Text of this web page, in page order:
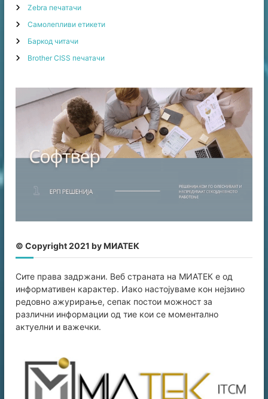
f
o
r
Zebra печатачи
Самолепливи етикети
Баркод читачи
Brother CISS печатачи
© Copyright 2021 by МИАТЕК
Сите права задржани. Веб страната на МИАТЕК е од
информативен карaктер. Иако настојуваме кон нејзино
редовно ажурирање, сепак постои можност за
различни информации од тие кои се моментално
актуелни и важечки.